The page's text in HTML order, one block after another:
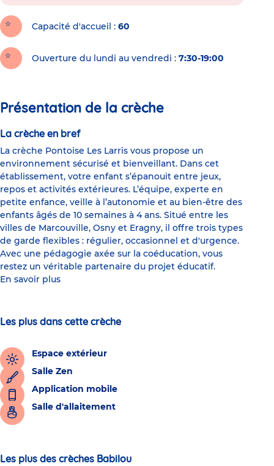
Capacité d'accueil 60
Ouverture du lundi au vendredi : 7:30-19:00
Présentation de la crèche
La crèche en bref
La crèche Pontoise Les Larris vous propose un
environnement sécurisé et bienveillant. Dans cet
établissement, votre enfant s’épanouit entre jeux,
repos et activités extérieures. L’équipe, experte en
petite enfance, veille à l’autonomie et au bien-être des
enfants âgés de 10 semaines à 4 ans. Situé entre les
villes de Marcouville, Osny et Eragny, il offre trois types
de garde flexibles : régulier, occasionnel et d'urgence.
Avec une pédagogie axée sur la coéducation, vous
restez un véritable partenaire du projet éducatif.
En savoir plus
Les plus dans cette crèche
Espace extérieur
Salle Zen
Application mobile
Salle d'allaitement
Les plus des crèches Babilou